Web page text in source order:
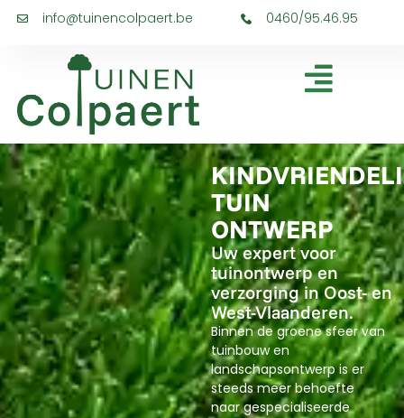
info@tuinencolpaert.be 0460/95.46.95
TUIN
ONTWERP
Uw expert voor
tuinontwerp en
verzorging in Oost- en
West-Vlaanderen.
Binnen de groene sfeer van
tuinbouw en
landschapsontwerp is er
steeds meer behoefte
naar gespecialiseerde